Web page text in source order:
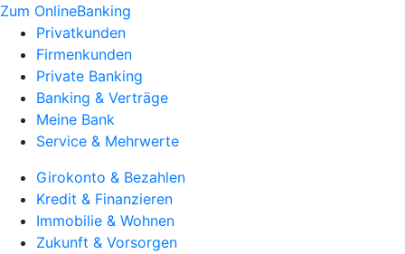
Zum OnlineBanking
Privatkunden
Firmenkunden
Private Banking
Banking & Verträge
Meine Bank
Service & Mehrwerte
Girokonto & Bezahlen
Kredit & Finanzieren
Immobilie & Wohnen
Zukunft & Vorsorgen